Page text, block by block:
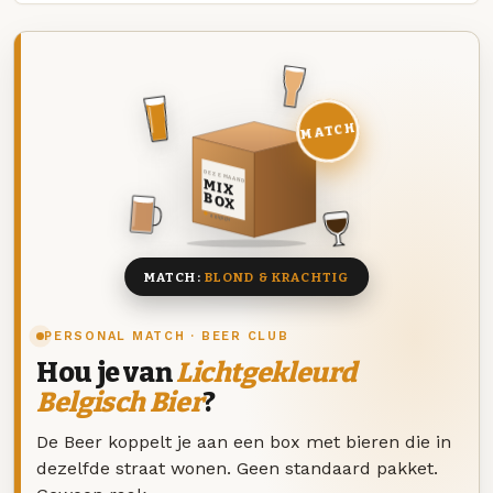
PERSONAL MATCH · BEER CLUB
Hou je vanLichtgekleurd
Belgisch Bier?
De Beer koppelt je aan een box met bieren die in
dezelfde straat wonen. Geen standaard pakket.
DEZE MAAND
MIX
BOX
8 BIEREN
MATCH
MATCH: BLOND & KRACHTIG